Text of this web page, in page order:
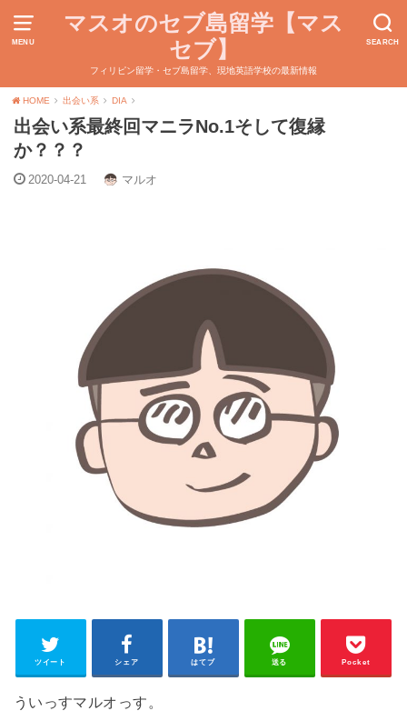
MENU SEARCH
マスオのセブ島留学【マス
セブ】
フィリピン留学・セブ島留学、現地英語学校の最新情報
HOME 出会い系 DIA
出会い系最終回マニラNo.1そして復縁
か？？？
2020-04-21 マルオ
ツイート シェア はてブ 送る Pocket
ういっすマルオっす。